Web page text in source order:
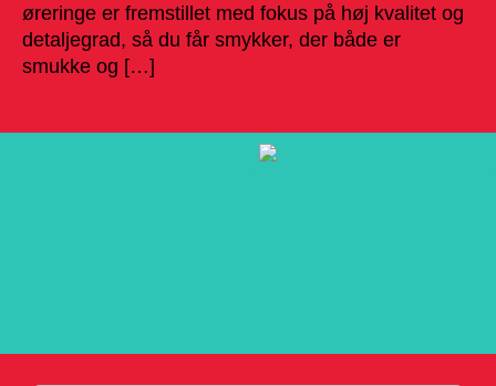
øreringe er fremstillet med fokus på høj kvalitet og
detaljegrad, så du får smykker, der både er
smukke og […]